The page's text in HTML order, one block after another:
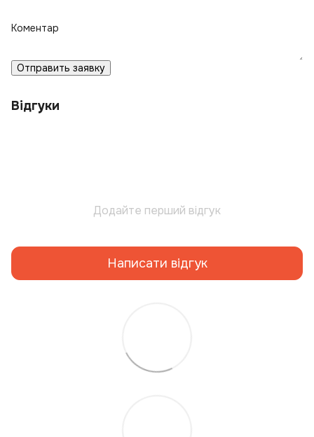
Коментар
Отправить заявку
Відгуки
Додайте перший відгук
Написати відгук